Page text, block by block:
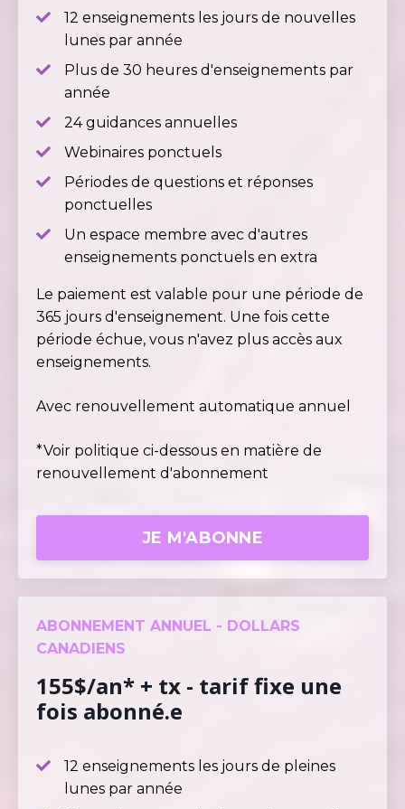
12 enseignements les jours de nouvelles
lunes par année
Plus de 30 heures d'enseignements par
année
24 guidances annuelles
Webinaires ponctuels
Périodes de questions et réponses
ponctuelles
Un espace membre avec d'autres
enseignements ponctuels en extra
Le paiement est valable pour une période de
365 jours d'enseignement. Une fois cette
période échue, vous n'avez plus accès aux
enseignements.
Avec renouvellement automatique annuel
*Voir politique ci-dessous en matière de
renouvellement d'abonnement
JE M'ABONNE
ABONNEMENT ANNUEL - DOLLARS
CANADIENS
155$/an* + tx - tarif fixe une
fois abonné.e
12 enseignements les jours de pleines
lunes par année